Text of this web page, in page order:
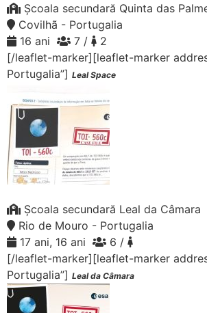
Școala secundară Quinta das
Covilhã - Portugalia
16 ani
7 /
2
[/leaflet-marker][leaflet-marker
Portugalia”] Leal Space
Școala secundară Leal da Câmara
Rio de Mouro - Portugalia
17 ani, 16 ani
6 /
[/leaflet-marker][leaflet-marker
Portugalia”] Leal da Câmara